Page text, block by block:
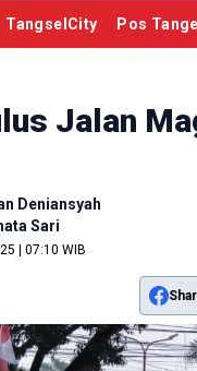
TangselCity Pos
Jalan
Deniansyah
Sari
| 07:10 WIB